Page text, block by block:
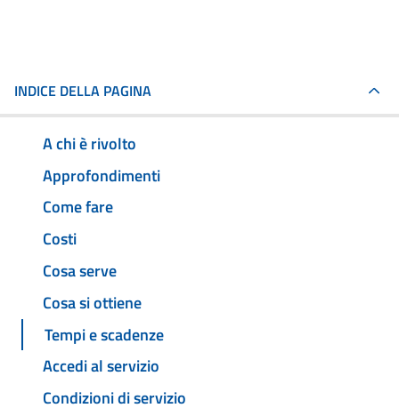
INDICE DELLA PAGINA
A chi è rivolto
Approfondimenti
Come fare
Costi
Cosa serve
Cosa si ottiene
Tempi e scadenze
Accedi al servizio
Condizioni di servizio